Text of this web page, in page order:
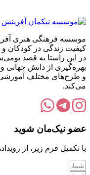
موسسه فرهنگی هنری
کیفیت زندگی در کودکان
در این راستا به قصد
بهره‌گیری از دانش جهانی
و طرح‌های مختلف
می‌کند.
عضو نیک‌مان شوید
با تکمیل فرم زیر، از